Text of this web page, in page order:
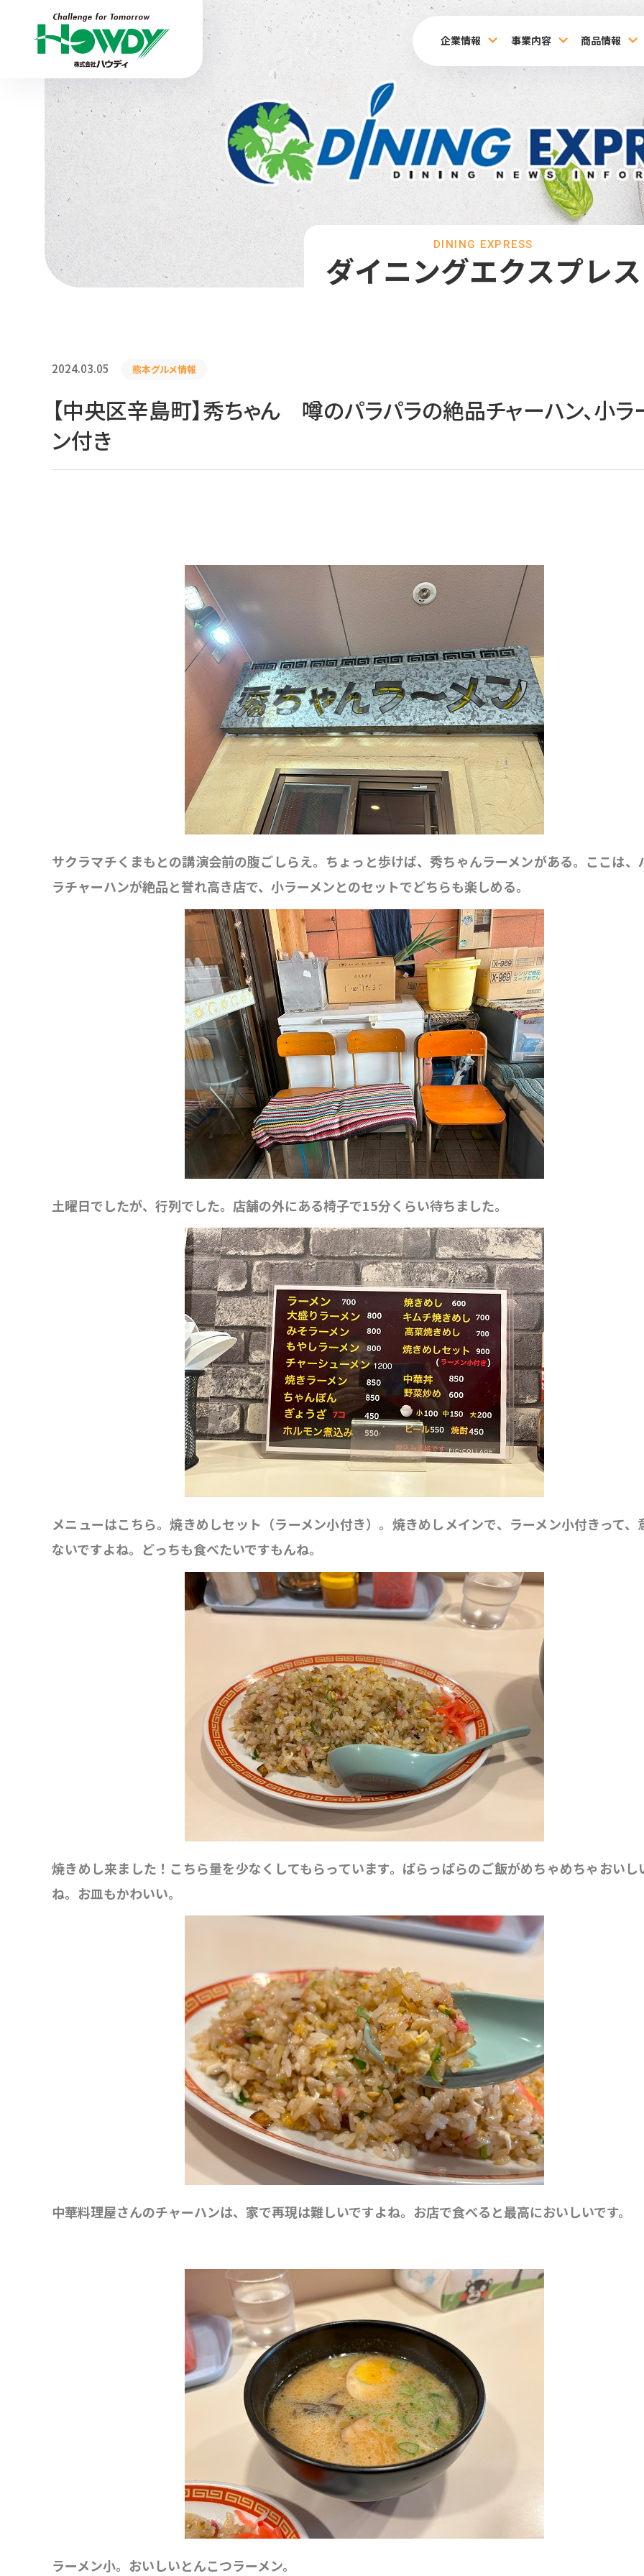
企業情報 事業内容 商品情報
ダイニングエクスプレス
DINING EXPRESS
2024.03.05 熊本グルメ情報
【中央区辛島町】秀ちゃん 噂のパラパラの絶品チャーハン、小ラ
ン付き
サクラマチくまもとの講演会前の腹ごしらえ。ちょっと歩けば、秀ちゃんラーメンがある。ここは、
ラチャーハンが絶品と誉れ高き店で、小ラーメンとのセットでどちらも楽しめる。
土曜日でしたが、行列でした。店舗の外にある椅子で15分くらい待ちました。
メニューはこちら。焼きめしセット（ラーメン小付き）。焼きめしメインで、ラーメン小付きって、
ないですよね。どっちも食べたいですもんね。
焼きめし来ました！こちら量を少なくしてもらっています。ぱらっぱらのご飯がめちゃめちゃおいし
ね。お皿もかわいい。
中華料理屋さんのチャーハンは、家で再現は難しいですよね。お店で食べると最高においしいです。
ラーメン小。おいしいとんこつラーメン。